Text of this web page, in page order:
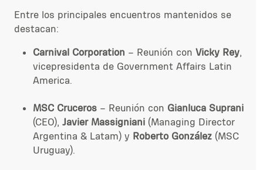
Entre los principales encuentros mantenidos se
destacan:
Carnival Corporation – Reunión con Vicky Rey,
vicepresidenta de Government Affairs Latin
America.
MSC Cruceros – Reunión con Gianluca Suprani
(CEO), Javier Massigniani (Managing Director
Argentina & Latam) y Roberto González (MSC
Uruguay).